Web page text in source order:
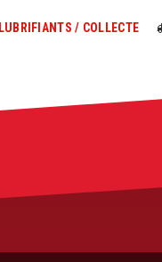
LUBRIFIANTS / COLLECTE